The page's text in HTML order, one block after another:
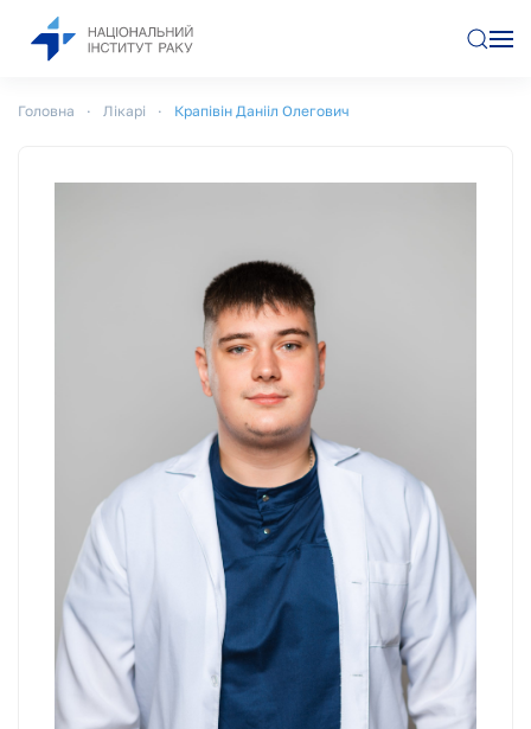
Головна Лікарі Крапівін Данііл Олегович